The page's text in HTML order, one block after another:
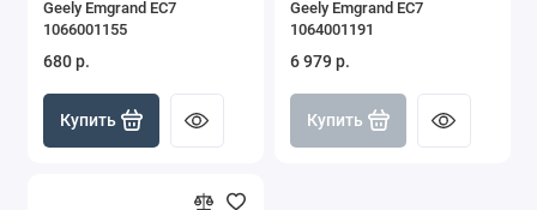
MK
Monjaro
Geely Emgrand EC7
1066001155
680 р.
Купить
Geely Emgrand EC7
1064001191
6 979 р.
Купить